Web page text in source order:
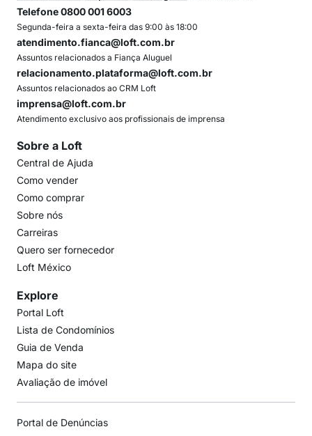
Telefone 0800 001 6003
Segunda-feira a sexta-feira das 9:00 às 18:00
atendimento.fianca@loft.com.br
Assuntos relacionados a Fiança Aluguel
relacionamento.plataforma@loft.com.br
Assuntos relacionados ao CRM Loft
imprensa@loft.com.br
Atendimento exclusivo aos profissionais de imprensa
Sobre a Loft
Central de Ajuda
Como vender
Como comprar
Sobre nós
Carreiras
Quero ser fornecedor
Loft México
Explore
Portal Loft
Lista de Condomínios
Guia de Venda
Mapa do site
Avaliação de imóvel
Portal de Denúncias